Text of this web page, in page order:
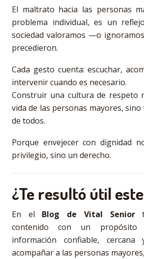
El maltrato hacia las personas
problema individual, es un
sociedad valoramos —o
precedieron.
Cada gesto cuenta: escuchar,
intervenir cuando es necesario.
Construir una cultura de respeto
vida de las personas mayores,
de todos.
Porque envejecer con dignidad
privilegio, sino un derecho.
¿Te resultó útil
En el Blog de Vital Senior
contenido con un propósito
información confiable,
acompañar a las personas